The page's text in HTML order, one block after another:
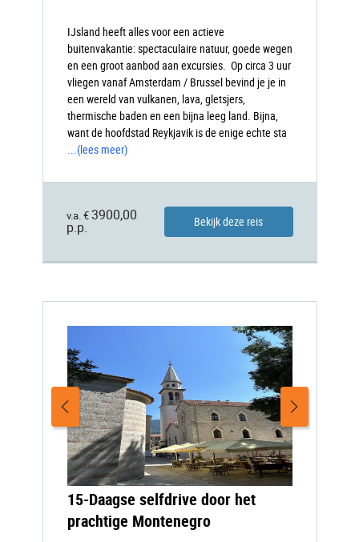
IJsland heeft alles voor een actieve
buitenvakantie: spectaculaire natuur, goede wegen
en een groot aanbod aan excursies. Op circa 3 uur
vliegen vanaf Amsterdam / Brussel bevind je je in
een wereld van vulkanen, lava, gletsjers,
thermische baden en een bijna leeg land. Bijna,
want de hoofdstad Reykjavik is de enige echte sta
...(lees meer)
v.a. € 3900,00
p.p.
Bekijk deze reis
15-Daagse selfdrive door het
prachtige Montenegro